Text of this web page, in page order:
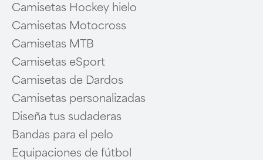
Camisetas Hockey hielo
Camisetas Motocross
Camisetas MTB
Camisetas eSport
Camisetas de Dardos
Camisetas personalizadas
Diseña tus sudaderas
Bandas para el pelo
Equipaciones de fútbol